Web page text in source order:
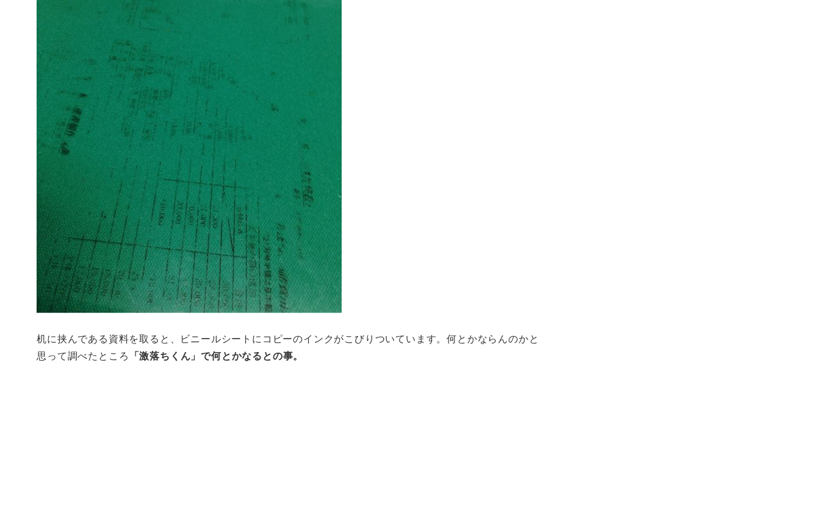
机に挟んである資料を取ると、ビニールシートにコピーのインクがこびりついています。何とかならんのかと
思って調べたところ 「激落ちくん」で何とかなるとの事。